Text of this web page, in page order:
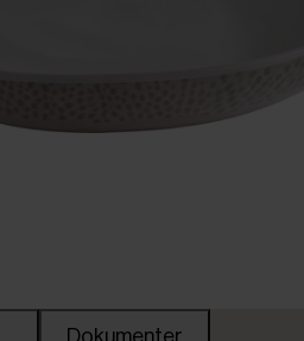
Dokumenter